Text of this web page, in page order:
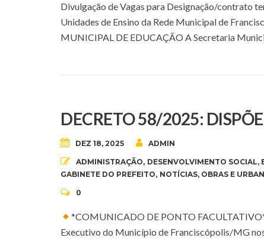
Divulgação de Vagas para Designação/contrato
Unidades de Ensino da Rede Municipal de
MUNICIPAL DE EDUCAÇÃO A Secretaria
DECRETO 58/2025:
DEZ 18, 2025 ADMIN
ADMINISTRAÇÃO, DESENVOLVIMENTO SOCIAL,
GABINETE DO PREFEITO, NOTÍCIAS, OBRAS E
0
*COMUNICADO DE PONTO
Executivo do Município de Franciscópolis/MG